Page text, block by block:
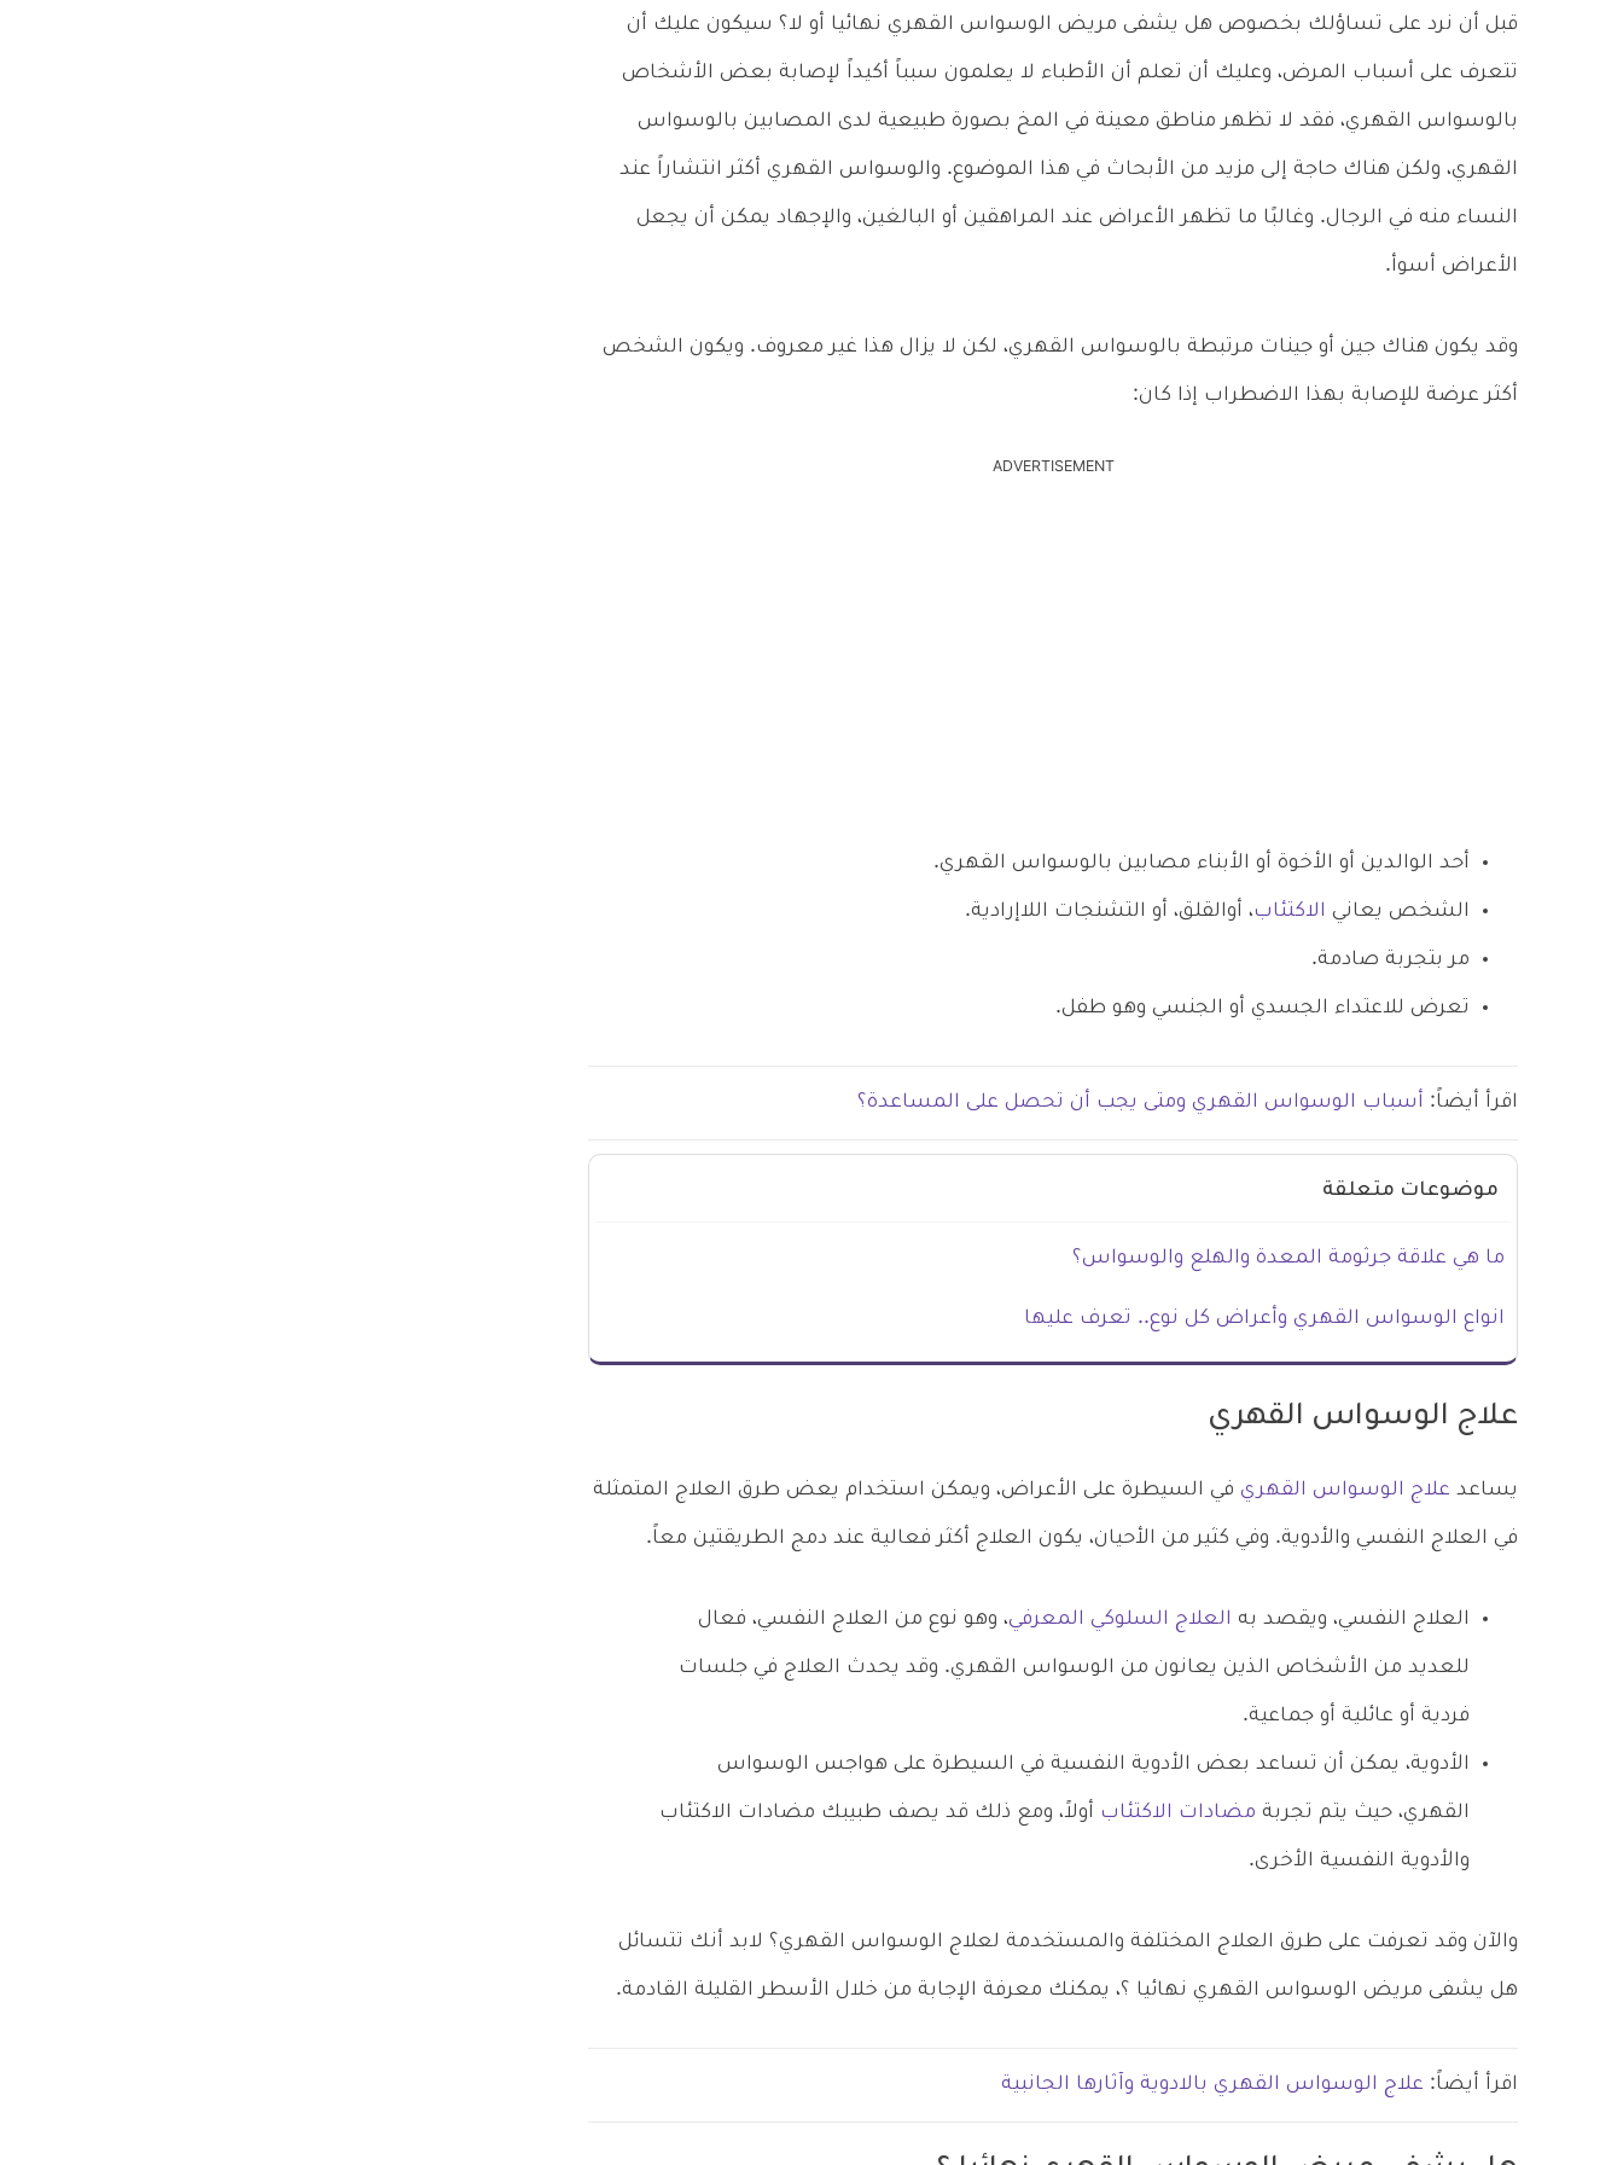
قبل أن نرد على تساؤلك بخصوص هل يشفى مريض الوسواس القهري نهائيا أو لا؟ سيكون عليك أن
تتعرف على أسباب المرض، وعليك أن تعلم أن الأطباء لا يعلمون سبباً أكيداً لإصابة بعض الأشخاص
بالوسواس القهري، فقد لا تظهر مناطق معينة في المخ بصورة طبيعية لدى المصابين بالوسواس
القهري، ولكن هناك حاجة إلى مزيد من الأبحاث في هذا الموضوع. والوسواس القهري أكثر انتشاراً عند
النساء منه في الرجال. وغالبًا ما تظهر الأعراض عند المراهقين أو البالغين، والإجهاد يمكن أن يجعل
الأعراض أسوأ.
وقد يكون هناك جين أو جينات مرتبطة بالوسواس القهري، لكن لا يزال هذا غير معروف. ويكون الشخص
أكثر عرضة للإصابة بهذا الاضطراب إذا كان:
ADVERTISEMENT
أحد الوالدين أو الأخوة أو الأبناء مصابين بالوسواس القهري.
الشخص يعاني الاكتئاب، أوالقلق، أو التشنجات اللاإرادية.
مر بتجربة صادمة.
تعرض للاعتداء الجسدي أو الجنسي وهو طفل.
اقرأ أيضاً: أسباب الوسواس القهري ومتى يجب أن تحصل على المساعدة؟
موضوعات متعلقة
ما هي علاقة جرثومة المعدة والهلع والوسواس؟
انواع الوسواس القهري وأعراض كل نوع.. تعرف عليها
علاج الوسواس القهري
يساعد علاج الوسواس القهري في السيطرة على الأعراض، ويمكن استخدام يعض طرق العلاج المتمثلة
في العلاج النفسي والأدوية. وفي كثير من الأحيان، يكون العلاج أكثر فعالية عند دمج الطريقتين معاً.
العلاج النفسي، ويقصد به العلاج السلوكي المعرفي، وهو نوع من العلاج النفسي، فعال
للعديد من الأشخاص الذين يعانون من الوسواس القهري. وقد يحدث العلاج في جلسات
فردية أو عائلية أو جماعية.
الأدوية، يمكن أن تساعد بعض الأدوية النفسية في السيطرة على هواجس الوسواس
القهري، حيث يتم تجربة مضادات الاكتئاب أولاً، ومع ذلك قد يصف طبيبك مضادات الاكتئاب
والأدوية النفسية الأخرى.
والآن وقد تعرفت على طرق العلاج المختلفة والمستخدمة لعلاج الوسواس القهري؟ لابد أنك تتسائل
هل يشفى مريض الوسواس القهري نهائيا ؟، يمكنك معرفة الإجابة من خلال الأسطر القليلة القادمة.
اقرأ أيضاً: علاج الوسواس القهري بالادوية وآثارها الجانبية